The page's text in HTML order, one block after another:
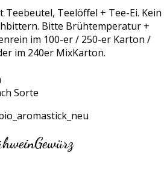
Teebeutel, Teelöffel + Tee-Ei. Kein
Bitte Brühtemperatur +
im 100-er / 250-er Karton /
im 240er MixKarton.
Sorte